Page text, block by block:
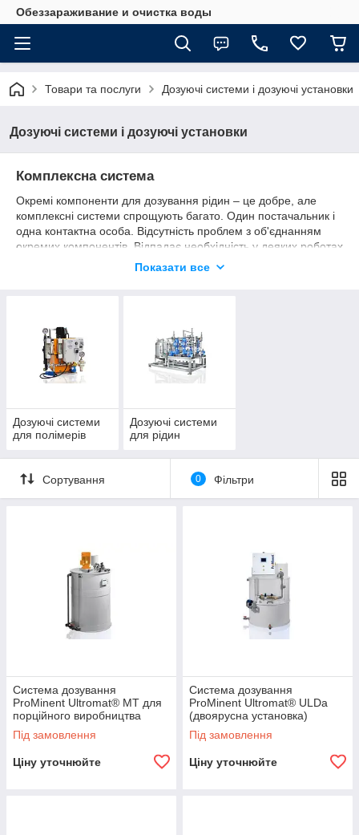
Обеззараживание и очистка воды
Товари та послуги Дозуючі системи і дозуючі установки
Дозуючі системи і дозуючі установки
Комплексна система
Окремі компоненти для дозування рідин – це добре, але
комплексні системи спрощують багато. Один постачальник і
одна контактна особа. Відсутність проблем з об'єднанням
окремих компонентів. Відпадає необхідність у деяких роботах
по монтажу. За бажанням замовника система поставляється
Показати все
Дозуючі системи
для полімерів
Дозуючі системи
для рідин
Сортування 0 Фільтри
Система дозування
ProMinent Ultromat® MT для
порційного виробництва
Під замовлення
Ціну уточнюйте
Система дозування
ProMinent Ultromat® ULDa
(двоярусна установка)
Під замовлення
Ціну уточнюйте